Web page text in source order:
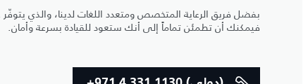
بفضل فريق الرعاية المتخصص ومتعدد اللغات لدينا، والذي
فيمكنك أن تطمئن تماماً إلى أنك ستعود للقيادة بسرعة وأمان.